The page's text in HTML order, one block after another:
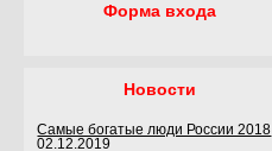
Форма входа
Новости
Самые богатые люди России 2018
02.12.2019